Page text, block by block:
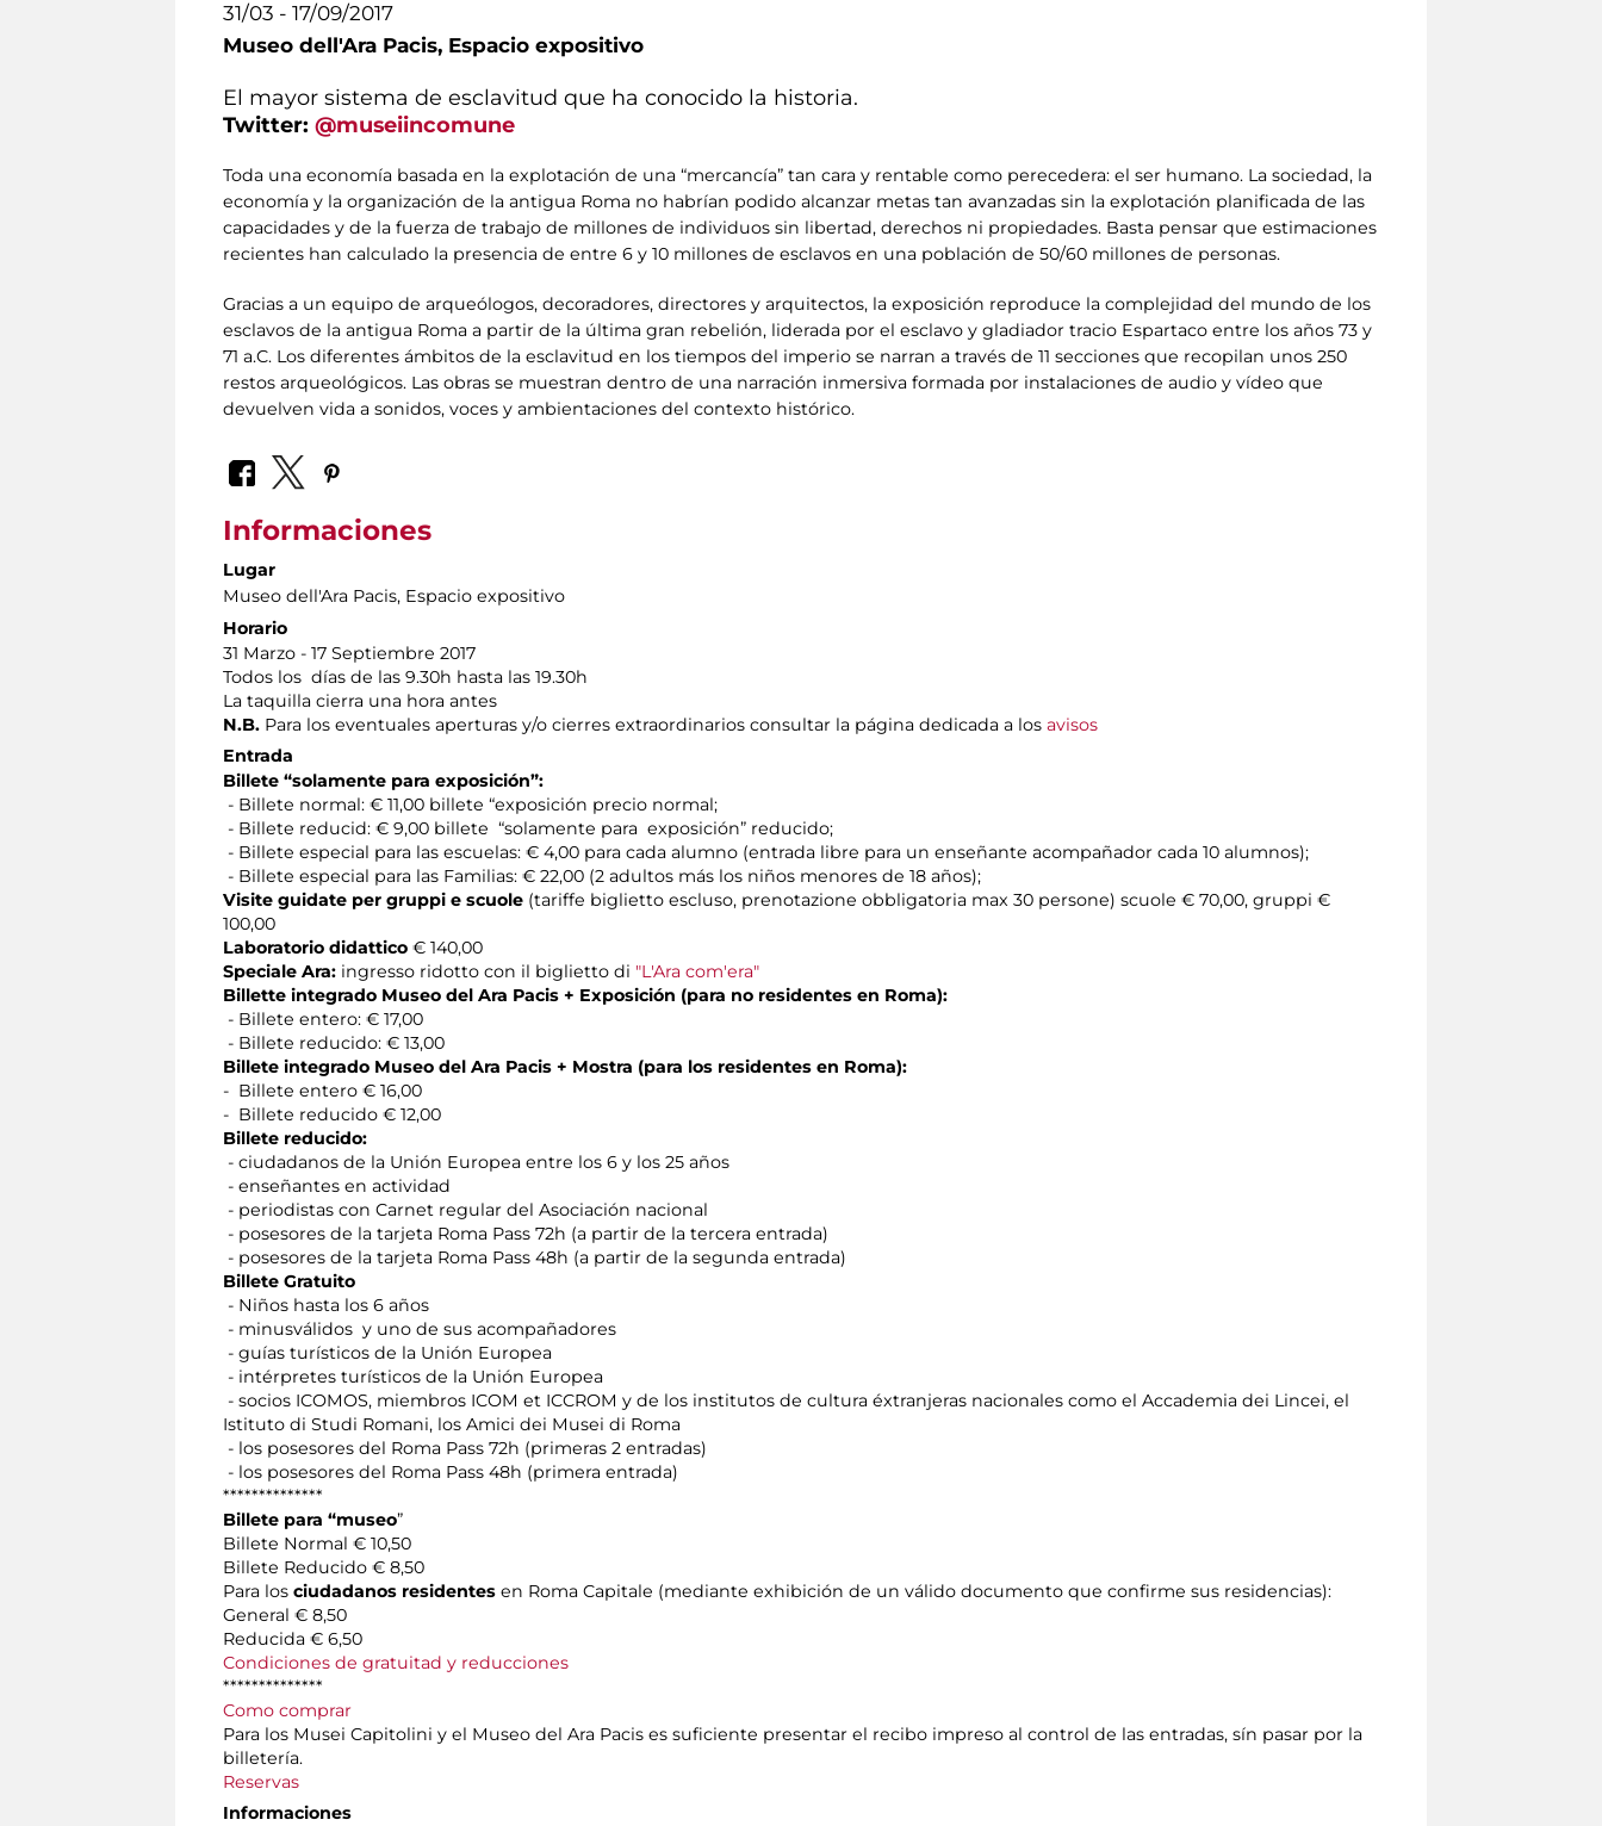
31/03 - 17/09/2017
Museo dell'Ara Pacis, Espacio expositivo
El mayor sistema de esclavitud que ha conocido la historia.
Twitter: @museiincomune
Toda una economía basada en la explotación de una “mercancía” tan cara y rentable como perecedera: el ser humano. La sociedad, la
economía y la organización de la antigua Roma no habrían podido alcanzar metas tan avanzadas sin la explotación planificada de las
capacidades y de la fuerza de trabajo de millones de individuos sin libertad, derechos ni propiedades. Basta pensar que estimaciones
recientes han calculado la presencia de entre 6 y 10 millones de esclavos en una población de 50/60 millones de personas.
Gracias a un equipo de arqueólogos, decoradores, directores y arquitectos, la exposición reproduce la complejidad del mundo de los
esclavos de la antigua Roma a partir de la última gran rebelión, liderada por el esclavo y gladiador tracio Espartaco entre los años 73 y
71 a.C. Los diferentes ámbitos de la esclavitud en los tiempos del imperio se narran a través de 11 secciones que recopilan unos 250
restos arqueológicos. Las obras se muestran dentro de una narración inmersiva formada por instalaciones de audio y vídeo que
devuelven vida a sonidos, voces y ambientaciones del contexto histórico.
Informaciones
Lugar
Museo dell'Ara Pacis, Espacio expositivo
Horario
31 Marzo - 17 Septiembre 2017
Todos los días de las 9.30h hasta las 19.30h
La taquilla cierra una hora antes
N.B. Para los eventuales aperturas y/o cierres extraordinarios consultar la página dedicada a los avisos
Entrada
Billete “solamente para exposición”:
- Billete normal: € 11,00 billete “exposición precio normal;
- Billete reducid: € 9,00 billete “solamente para exposición” reducido;
- Billete especial para las escuelas: € 4,00 para cada alumno (entrada libre para un enseñante acompañador cada 10 alumnos);
- Billete especial para las Familias: € 22,00 (2 adultos más los niños menores de 18 años);
Visite guidate per gruppi e scuole (tariffe biglietto escluso, prenotazione obbligatoria max 30 persone) scuole € 70,00, gruppi €
100,00
Laboratorio didattico € 140,00
Speciale Ara: ingresso ridotto con il biglietto di "L'Ara com'era"
Billette integrado Museo del Ara Pacis + Exposición (para no residentes en Roma):
- Billete entero: € 17,00
- Billete reducido: € 13,00
Billete integrado Museo del Ara Pacis + Mostra (para los residentes en Roma):
- Billete entero € 16,00
- Billete reducido € 12,00
Billete reducido:
- ciudadanos de la Unión Europea entre los 6 y los 25 años
- enseñantes en actividad
- periodistas con Carnet regular del Asociación nacional
- posesores de la tarjeta Roma Pass 72h (a partir de la tercera entrada)
- posesores de la tarjeta Roma Pass 48h (a partir de la segunda entrada)
Billete Gratuito
- Niños hasta los 6 años
- minusválidos y uno de sus acompañadores
- guías turísticos de la Unión Europea
- intérpretes turísticos de la Unión Europea
- socios ICOMOS, miembros ICOM et ICCROM y de los institutos de cultura éxtranjeras nacionales como el Accademia dei Lincei, el
Istituto di Studi Romani, los Amici dei Musei di Roma
- los posesores del Roma Pass 72h (primeras 2 entradas)
- los posesores del Roma Pass 48h (primera entrada)
**************
Billete para “museo”
Billete Normal € 10,50
Billete Reducido € 8,50
Para los ciudadanos residentes en Roma Capitale (mediante exhibición de un válido documento que confirme sus residencias):
General € 8,50
Reducida € 6,50
Condiciones de gratuitad y reducciones
**************
Como comprar
Para los Musei Capitolini y el Museo del Ara Pacis es suficiente presentar el recibo impreso al control de las entradas, sín pasar por la
billetería.
Reservas
Informaciones